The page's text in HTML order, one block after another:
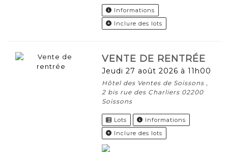
Informations
Inclure des lots
VENTE DE RENTRÉE
jeudi 27 août 2026 à 11h00
Hôtel des Ventes de Soissons ,
2 bis rue des Charliers 02200
Soissons
Lots
Informations
Inclure des lots